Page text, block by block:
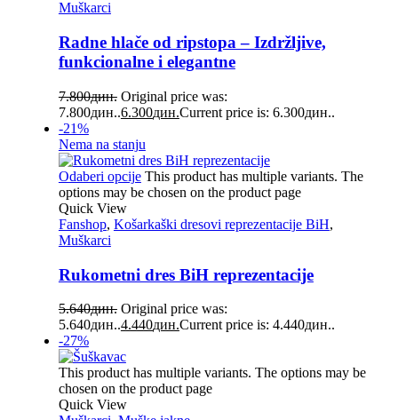
Muškarci
Radne hlače od ripstopa – Izdržljive,
funkcionalne i elegantne
7.800дин. Original price was:
7.800дин..6.300дин.Current price is: 6.300дин..
-21%
Nema na stanju
Odaberi opcije This product has multiple variants. The
options may be chosen on the product page
Quick View
Fanshop, Košarkaški dresovi reprezentacije BiH,
Muškarci
Rukometni dres BiH reprezentacije
5.640дин. Original price was:
5.640дин..4.440дин.Current price is: 4.440дин..
-27%
This product has multiple variants. The options may be
chosen on the product page
Quick View